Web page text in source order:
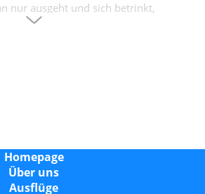
nur ausgeht und sich betrinkt,
ein Junggesellen- oder
Mittelmeerinsel, auf
Aktivitäten auf Sie warten?
Homepage
Über uns
Ausflüge